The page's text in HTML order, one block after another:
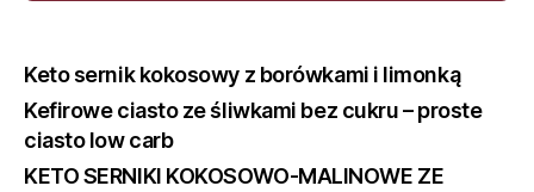
Keto sernik kokosowy z borówkami i limonką
Kefirowe ciasto ze śliwkami bez cukru – proste
ciasto low carb
KETO SERNIKI KOKOSOWO-MALINOWE ZE